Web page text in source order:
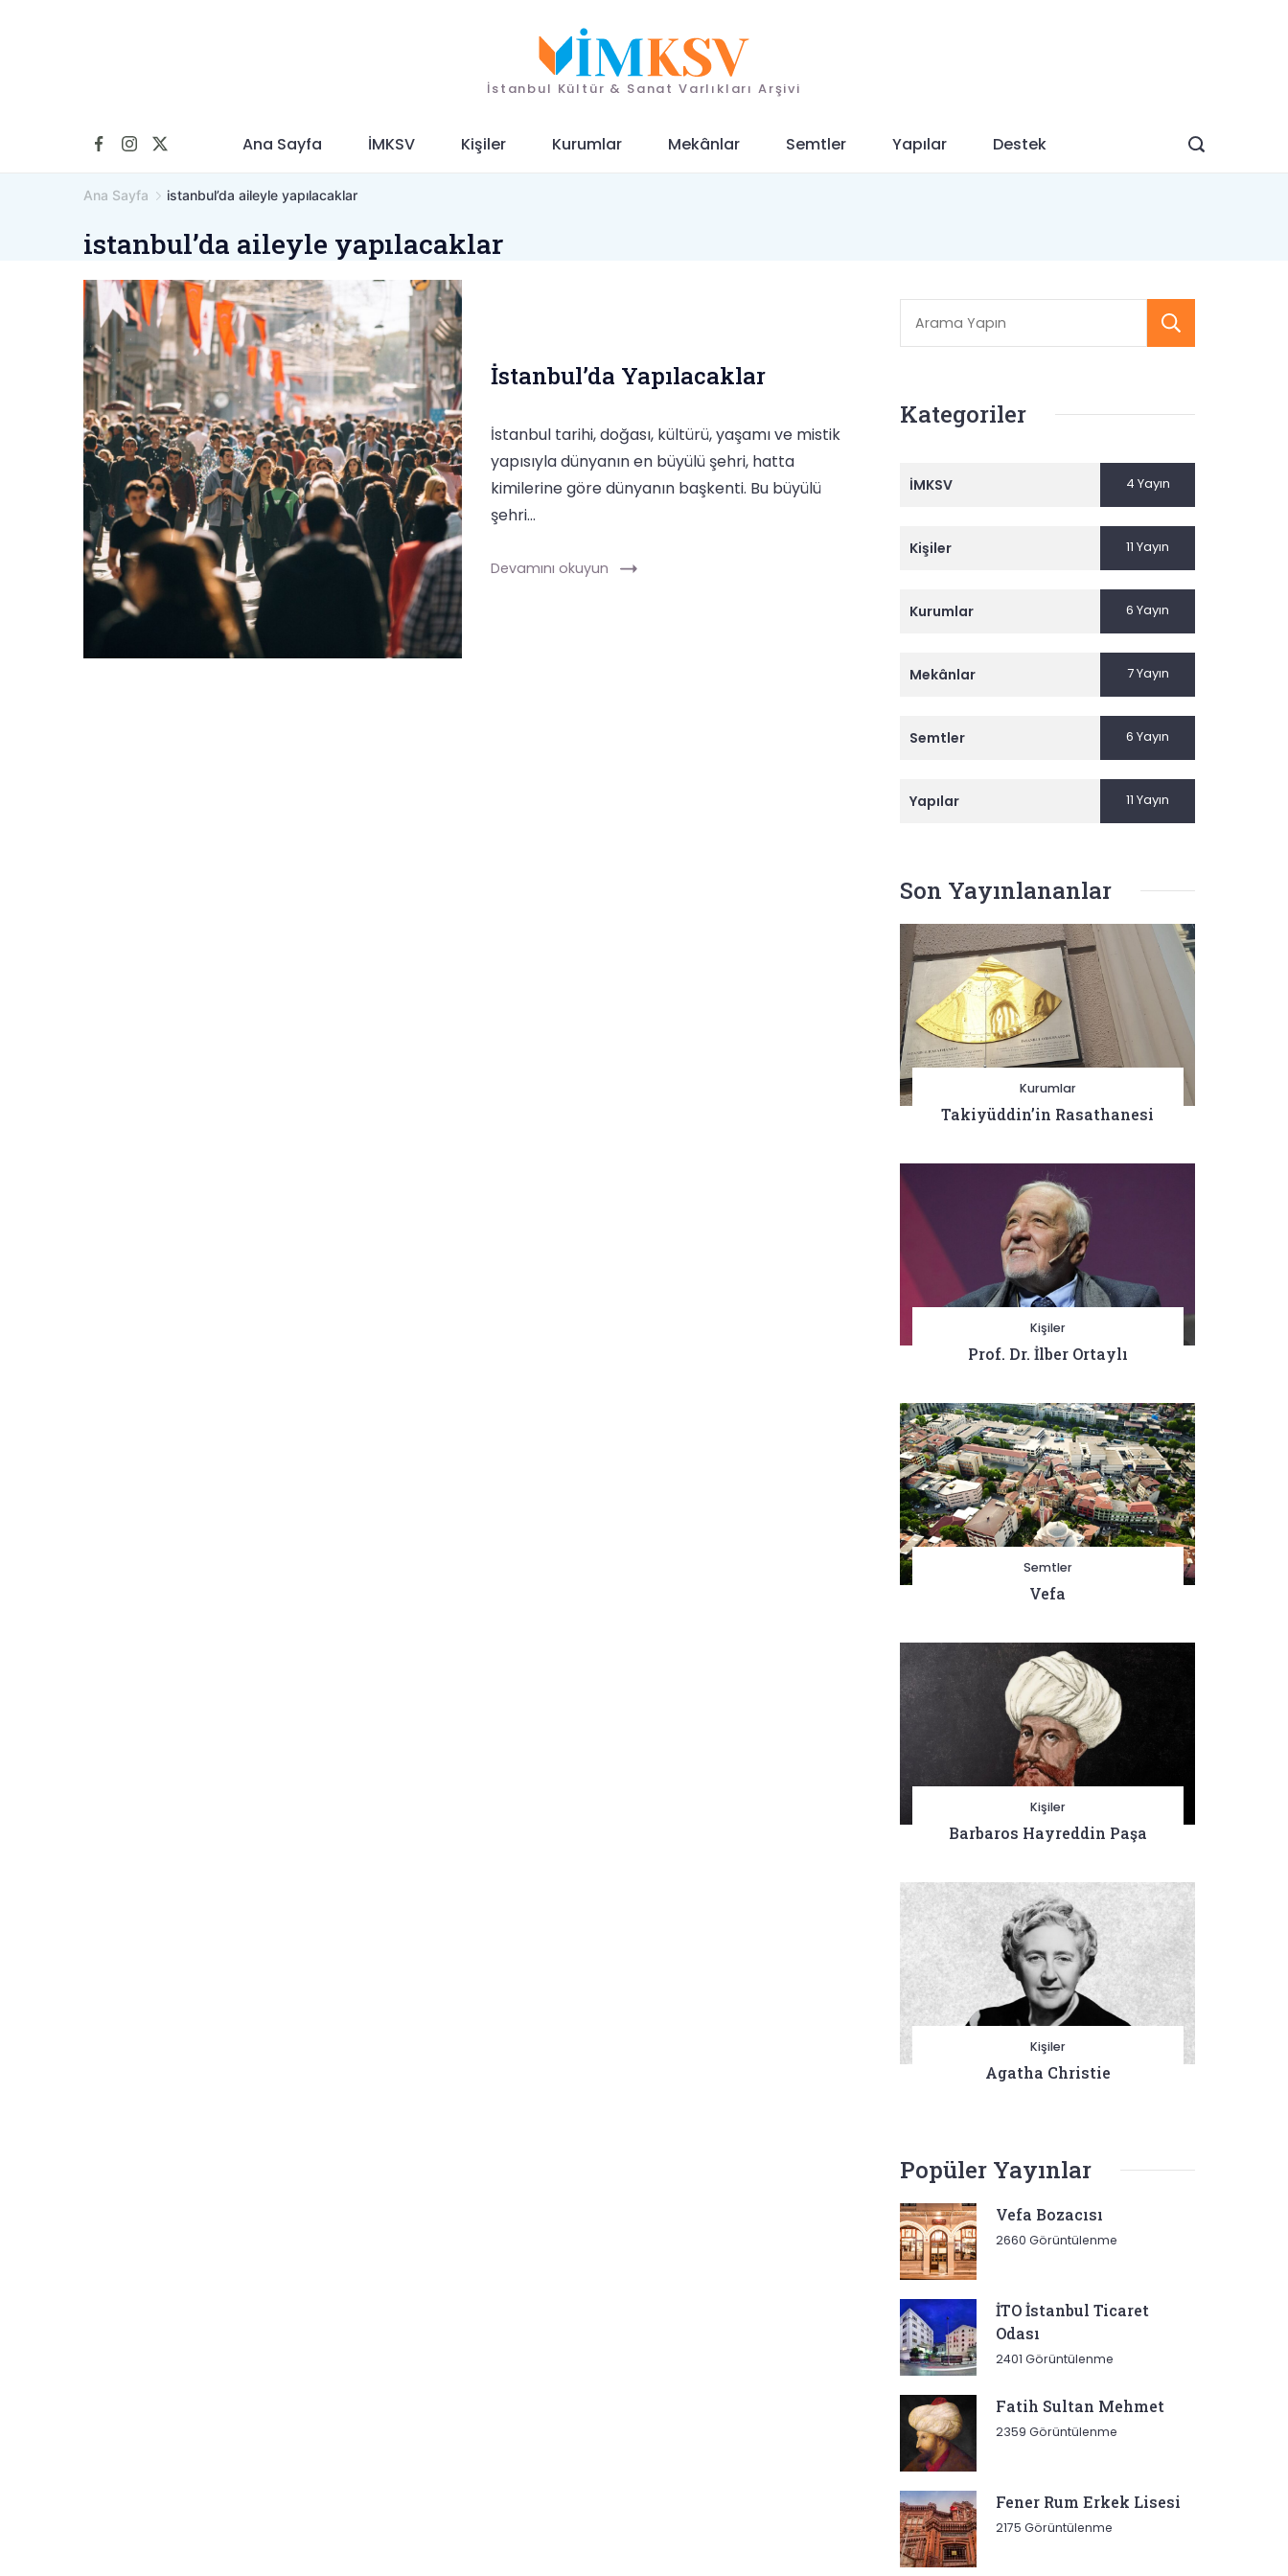
İstanbul Kültür & Sanat Varlıkları Arşivi
Ana Sayfa İMKSV Kişiler Kurumlar Mekânlar Semtler Yapılar Destek
Ana Sayfa istanbul’da aileyle yapılacaklar
istanbul’da aileyle yapılacaklar
İstanbul’da Yapılacaklar
İstanbul tarihi, doğası, kültürü, yaşamı ve mistik
yapısıyla dünyanın en büyülü şehri, hatta
kimilerine göre dünyanın başkenti. Bu büyülü
şehri…
Devamını okuyun
Kategoriler
İMKSV 4 Yayın
Kişiler 11 Yayın
Kurumlar 6 Yayın
Mekânlar 7 Yayın
Semtler 6 Yayın
Yapılar 11 Yayın
Son Yayınlananlar
Kurumlar
Takiyüddin’in Rasathanesi
Kişiler
Prof. Dr. İlber Ortaylı
Semtler
Vefa
Kişiler
Barbaros Hayreddin Paşa
Kişiler
Agatha Christie
Popüler Yayınlar
Vefa Bozacısı
2660 Görüntülenme
İTO İstanbul Ticaret
Odası
2401 Görüntülenme
Fatih Sultan Mehmet
2359 Görüntülenme
Fener Rum Erkek Lisesi
2175 Görüntülenme